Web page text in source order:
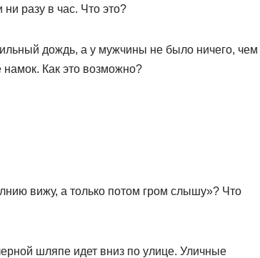
ни разу в час. Что это?
дождь, а у мужчины не было ничего, чем
Как это возможно?
вижу, а только потом гром слышу»? Что
шляпе идет вниз по улице. Уличные